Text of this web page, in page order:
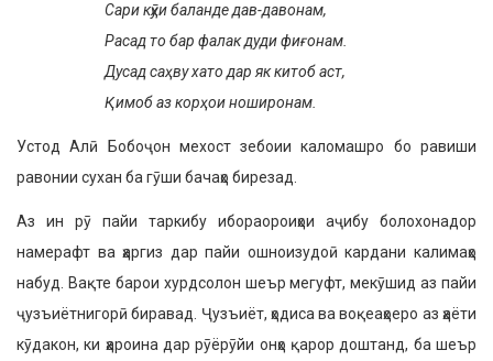
Сари кӯҳи баланде дав-давонам,
Расад то бар фалак дуди фиғонам.
Дусад саҳву хато дар як китоб аст,
Қимоб аз корҳои ноширонам.
Устод Алӣ Бобоҷон мехост зебоии каломашро бо равиши
равонии сухан ба гӯши бачаҳо бирезад.
Аз ин рӯ пайи таркибу ибораороиҳои аҷибу болохонадор
намерафт ва ҳаргиз дар пайи ошноизудоӣ кардани калимаҳо
набуд. Вақте барои хурдсолон шеър мегуфт, мекӯшид аз пайи
ҷузъиётнигорӣ биравад. Ҷузъиёт, ҳодиса ва воқеаҳоеро аз ҳаёти
кӯдакон, ки ҳароина дар рӯёрӯйи онҳо қарор доштанд, ба шеър